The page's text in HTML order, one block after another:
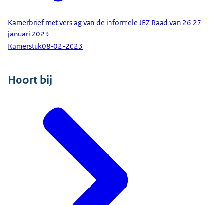
Kamerbrief met verslag van de informele JBZ Raad van 26 27
januari 2023
Kamerstuk08-02-2023
Hoort bij